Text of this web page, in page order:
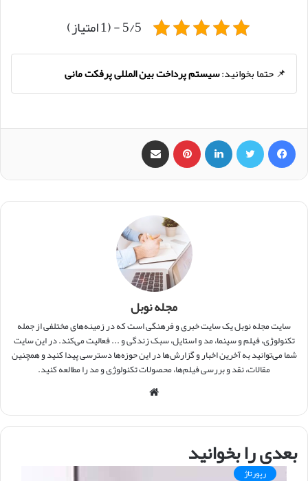
5/5 - (1 امتیاز)
📌 حتما بخوانید:سیستم پرداخت بین المللی پرفکت مانی
‫پین‌ترست
مجله نوبل
سایت مجله نوبل یک سایت خبری و فرهنگی است که در زمینه‌های مختلفی از جمله
تکنولوژی، فیلم و سینما، مد و استایل، سبک زندگی و ... فعالیت می‌کند. در این سایت
شما می‌توانید به آخرین اخبار و گزارش‌ها در این حوزه‌ها دسترسی پیدا کنید و همچنین
مقالات، نقد و بررسی فیلم‌ها، محصولات تکنولوژی و مد را مطالعه کنید.
س
بعدی را بخوانید
رپورتاژ